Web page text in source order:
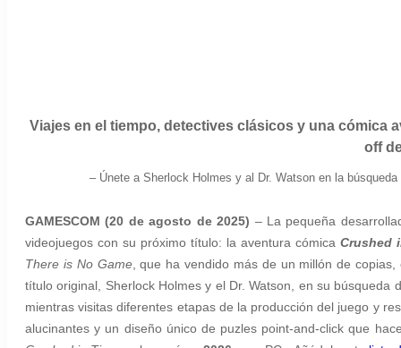
Viajes en el tiempo, detectives clásicos y una cómica
off
– Únete a Sherlock Holmes y al Dr. Watson en la
GAMESCOM(20 de agosto de 2025) – La pequeña
videojuegos con su próximo título: la aventura cómica Crushed
There is No Game, que ha vendido más de un millón de
título original, Sherlock Holmes y el Dr. Watson, en su
mientras visitas diferentes etapas de la producción del juego y
alucinantes y un diseño único de puzles point-and-click que